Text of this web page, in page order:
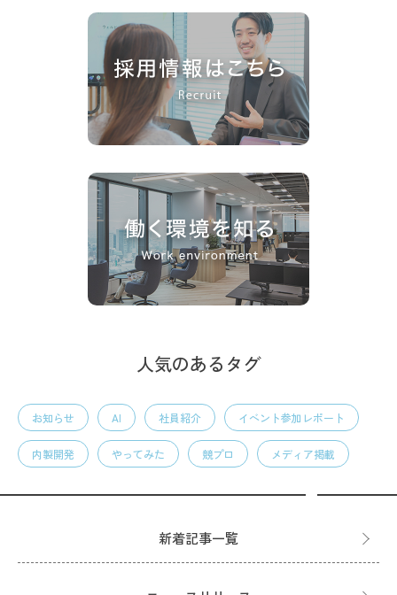
人気のあるタグ
お知らせ AI 社員紹介 イベント参加レポート
内製開発 やってみた 競プロ メディア掲載
新着記事一覧